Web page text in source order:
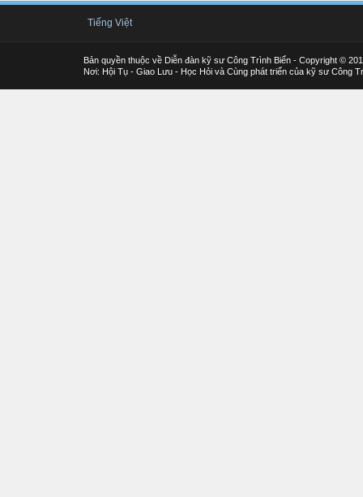
Tiếng Việt
Bản quyền thuộc về Diễn đàn kỹ sư Công Trình Biển - Copyright ©
Nơi: Hội Tụ - Giao Lưu - Học Hỏi và Cùng phát triển của kỹ sư Công